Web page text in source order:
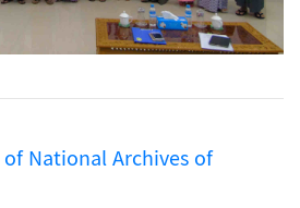
National Archives of